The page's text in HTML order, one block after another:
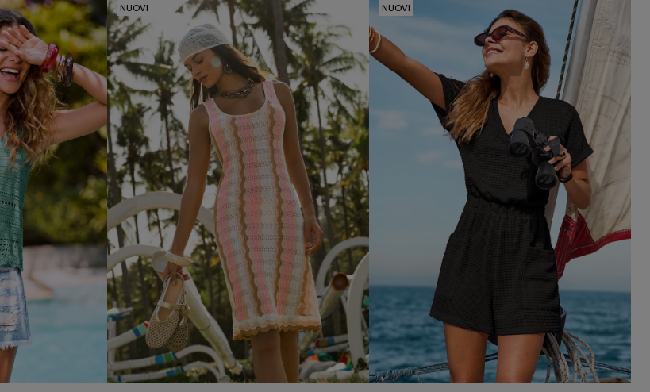
NUOVI NUOVI